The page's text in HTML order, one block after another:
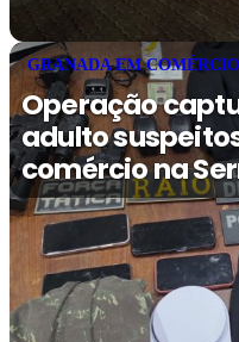
GRANADA EM COMÉRCIO
Operação
adulto
comércio na